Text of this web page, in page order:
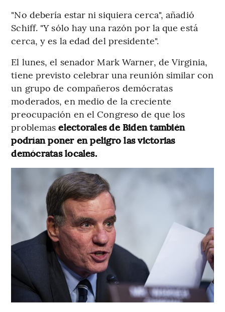
"No debería estar ni siquiera cerca", añadió
Schiff. "Y sólo hay una razón por la que está
cerca, y es la edad del presidente".
El lunes, el senador Mark Warner, de Virginia,
tiene previsto celebrar una reunión similar con
un grupo de compañeros demócratas
moderados, en medio de la creciente
preocupación en el Congreso de que los
problemaselectorales de Biden también
podrían poner en peligro las victorias
demócratas locales.